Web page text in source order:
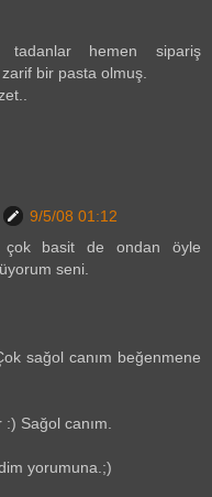
hemen sipariş
bir pasta olmuş.
9/5/08 01:12
çok basit de ondan öyle
seni.
sağol canım beğenmene
Sağol canım.
yorumuna.;)